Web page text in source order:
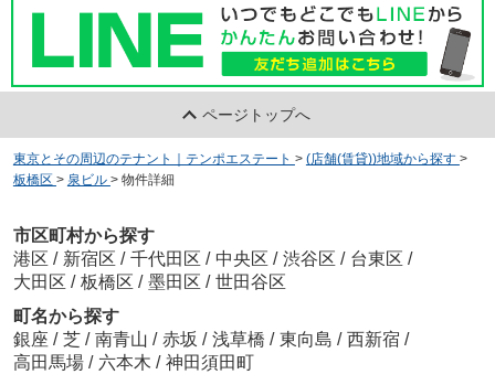
ページトップへ
東京とその周辺のテナント｜テンポエステート > (店舗(賃貸))地域から探す >
板橋区 > 泉ビル > 物件詳細
市区町村から探す
港区 / 新宿区 / 千代田区 / 中央区 / 渋谷区 / 台東区 /
大田区 / 板橋区 / 墨田区 / 世田谷区
町名から探す
銀座 / 芝 / 南青山 / 赤坂 / 浅草橋 / 東向島 / 西新宿 /
高田馬場 / 六本木 / 神田須田町